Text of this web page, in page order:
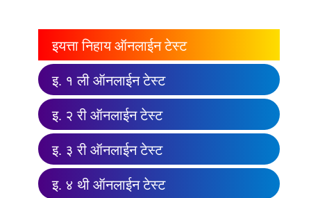
इयत्ता निहाय ऑनलाईन टेस्ट
इ. १ ली ऑनलाईन टेस्ट
इ. २ री ऑनलाईन टेस्ट
इ. ३ री ऑनलाईन टेस्ट
इ. ४ थी ऑनलाईन टेस्ट